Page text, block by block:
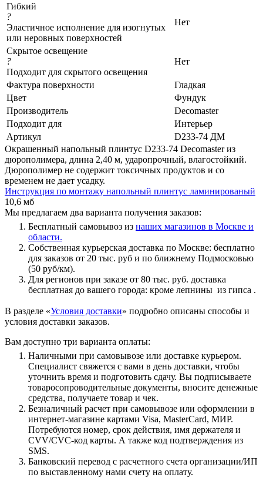
Гибкий
?
Эластичное исполнение для изогнутых
или неровных поверхностей
Нет
Скрытое освещение
?
Подходит для скрытого освещения
Нет
Фактура поверхности
Гладкая
Цвет
Фундук
Производитель
Decomaster
Подходит для
Интерьер
Артикул
D233-74 ДМ
Окрашенный напольный плинтус D233-74 Decomaster из
дюрополимера, длина 2,40 м, ударопрочный, влагостойкий.
Дюрополимер не содержит токсичных продуктов и со
временем не дает усадку.
Инструкция по монтажу напольный плинтус ламинированый
10,6 мб
Мы предлагаем два варианта получения заказов:
Бесплатный самовывоз из наших магазинов в Москве и
области.
Собственная курьерская доставка по Москве: бесплатно
для заказов от 20 тыс. руб и по ближнему Подмосковью
(50 руб/км).
Для регионов при заказе от 80 тыс. руб. доставка
бесплатная до вашего города: кроме лепнины из гипса .
В разделе «Условия доставки» подробно описаны способы и
условия доставки заказов.
Вам доступно три варианта оплаты:
Наличными при самовывозе или доставке курьером.
Специалист свяжется с вами в день доставки, чтобы
уточнить время и подготовить сдачу. Вы подписываете
товаросопроводительные документы, вносите денежные
средства, получаете товар и чек.
Безналичный расчет при самовывозе или оформлении в
интернет-магазине картами Visa, MasterCard, МИР.
Потребуются номер, срок действия, имя держателя и
CVV/CVC-код карты. А также код подтверждения из
SMS.
Банковский перевод с расчетного счета организации/ИП
по выставленному нами счету на оплату.